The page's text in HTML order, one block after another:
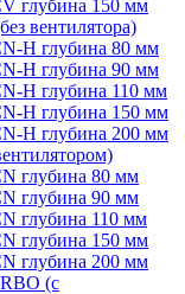
глубина 150 мм
вентилятора)
H глубина 80 мм
H глубина 90 мм
H глубина 110 мм
H глубина 150 мм
H глубина 200 мм
глубина 80 мм
глубина 90 мм
глубина 110 мм
глубина 150 мм
глубина 200 мм
(c